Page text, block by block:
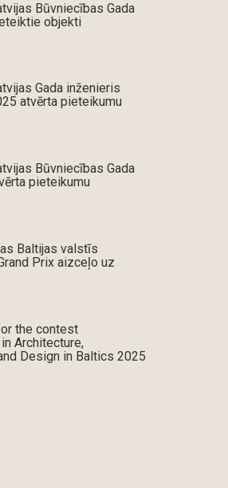
Būvniecības Gada
objekti
Gada inženieris
atvērta pieteikumu
Būvniecības Gada
pieteikumu
Baltijas valstīs
Prix aizceļo uz
the contest
Architecture,
Design in Baltics 2025